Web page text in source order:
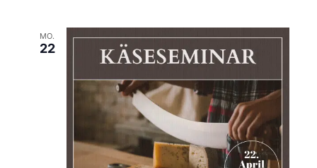
v
i
g
a
t
MO.
22